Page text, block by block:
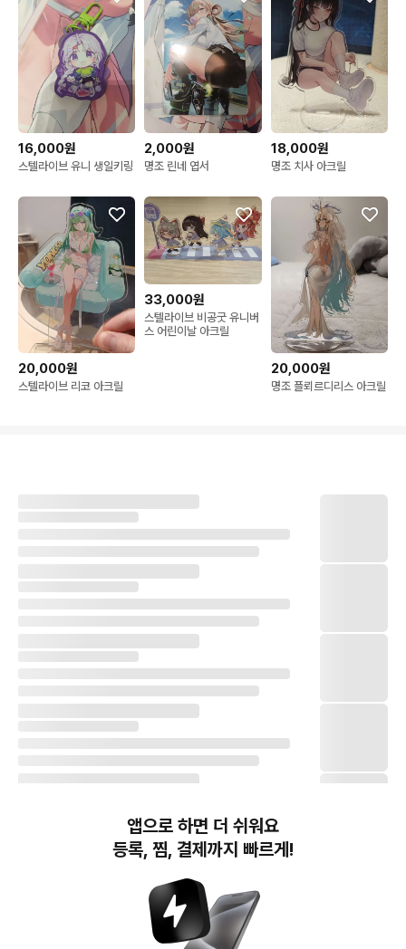
16,000원
스텔라이브 유니 생일키링
2,000원
명조 린네 엽서
18,000원
명조 치사 아크릴
20,000원
스텔라이브 리코 아크릴
33,000원
스텔라이브 비공굿 유니버
스 어린이날 아크릴
20,000원
명조 플뢰르디리스 아크릴
번개장터(주) 사업자정보, 이용약관 및 기타 법적고지
앱으로 하면 더 쉬워요
등록, 찜, 결제까지 빠르게!